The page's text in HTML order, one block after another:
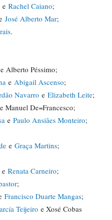
e Rachel Caiano;
José Alberto Mar;
.
e Alberto Péssimo;
e Abigail Ascenso;
Navarro e Elizabeth Leite;
e Manuel De=Francesco;
e Paulo Ansiães Monteiro;
e Graça Martins;
e Renata Carneiro;
;
Francisco Duarte Mangas;
Teijeiro e Xosé Cobas